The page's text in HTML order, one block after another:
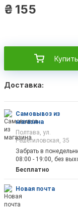
₴ 155
Купить
Доставка:
Самовывоз из
магазина
Полтава, ул.
Решетиловская, 35
Забрать в
08:00 - 19:00, без
Бесплатно
Новая почта